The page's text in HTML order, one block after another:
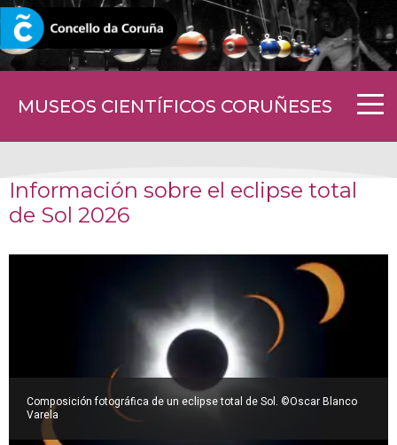
MUSEOS CIENTÍFICOS CORUÑESES
CORUNA.GAL
Información sobre el eclipse total
de Sol 2026
Composición fotográfica de un eclipse total de Sol. ©Oscar Blanco
Varela